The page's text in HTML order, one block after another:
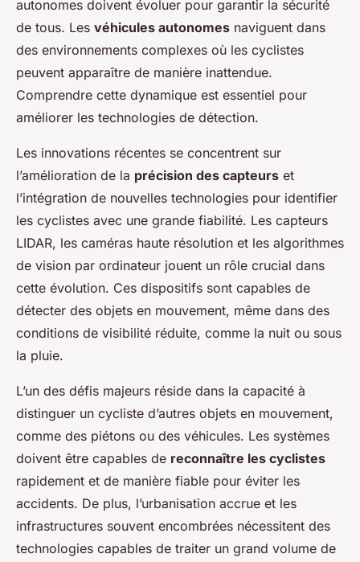
autonomes doivent évoluer pour garantir la sécurité
de tous. Les véhicules autonomes naviguent dans
des environnements complexes où les cyclistes
peuvent apparaître de manière inattendue.
Comprendre cette dynamique est essentiel pour
améliorer les technologies de détection.
Les innovations récentes se concentrent sur
l’amélioration de la précision des capteurs et
l’intégration de nouvelles technologies pour identifier
les cyclistes avec une grande fiabilité. Les capteurs
LIDAR, les caméras haute résolution et les algorithmes
de vision par ordinateur jouent un rôle crucial dans
cette évolution. Ces dispositifs sont capables de
détecter des objets en mouvement, même dans des
conditions de visibilité réduite, comme la nuit ou sous
la pluie.
L’un des défis majeurs réside dans la capacité à
distinguer un cycliste d’autres objets en mouvement,
comme des piétons ou des véhicules. Les systèmes
doivent être capables de reconnaître les cyclistes
rapidement et de manière fiable pour éviter les
accidents. De plus, l’urbanisation accrue et les
infrastructures souvent encombrées nécessitent des
technologies capables de traiter un grand volume de